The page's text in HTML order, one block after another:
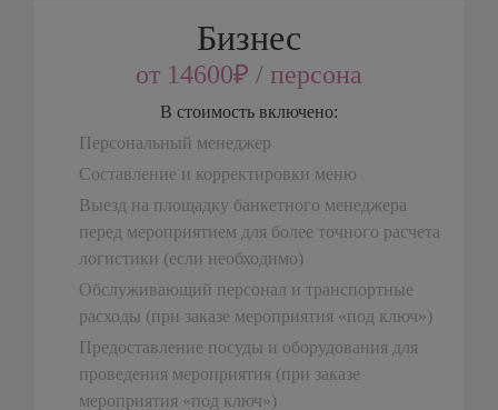
Бизнес
от 14600₽ / персона
В стоимость включено:
Персональный менеджер
Составление и корректировки меню
Выезд на площадку банкетного менеджера
перед мероприятием для более точного расчета
логистики (если необходимо)
Обслуживающий персонал и транспортные
расходы (при заказе мероприятия «под ключ»)
Предоставление посуды и оборудования для
проведения мероприятия (при заказе
мероприятия «под ключ»)